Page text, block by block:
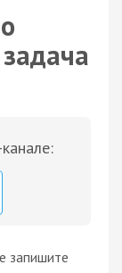
запишите